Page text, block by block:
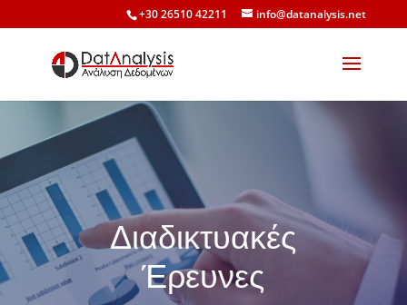
+30 26510 42211 info@datanalysis.net
Διαδικτυακές
Έρευνες